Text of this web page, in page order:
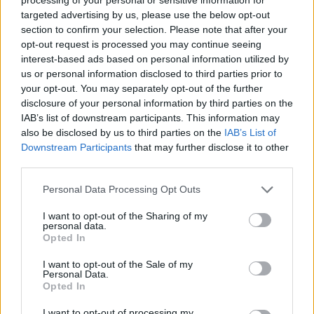
targeted advertising by us, please use the below opt-out
section to confirm your selection. Please note that after your
opt-out request is processed you may continue seeing
interest-based ads based on personal information utilized by
us or personal information disclosed to third parties prior to
your opt-out. You may separately opt-out of the further
disclosure of your personal information by third parties on the
IAB’s list of downstream participants. This information may
also be disclosed by us to third parties on the IAB’s List of
Downstream Participants that may further disclose it to other
Personal Data Processing Opt Outs
I want to opt-out of the Sharing of my
personal data.
Opted In
I want to opt-out of the Sale of my
Personal Data.
Opted In
jadernou bezpečnost obyvatelstva?
15.1.2001
Dosti mě překvapilo, jak značně neurčitý je ve skutečnosti vztah
veřejnoprávní televize a státu. Takový stav by se mohl velice
osudově odrazit v přesnosti informování obyvatelstva o důležitých
rozhodnutích státních orgánů při vnějším ohrožení státu,
popřípadě při průmyslových haváriích nebo živelných
katastrofách. Velice důležitou a citlivou záležitostí je varování
obyvatelstva při poruchách v jaderných elektrárnách, jejichž dopad
by se mohl projevit třeba i v okolních státech. Samozřejmě televize
představuje jen část společenských informačních systémů. Patří
však k těm nejvýznamnějším a nejnázornějším metodám sdělování
roste optimismus, neznalost zůstává
9.1.2001
Nízká "ekogramotnost" široké veřejnosti, okrajovost problematiky
životního prostředí v agendě rozhodujících politických subjektů a
vnímání environmentálních ohledů jako ohrožení ekonomického
rozvoje, to jsou některé ze závěrů Analýzy připravenosti ČR na
implementaci (tj. reálné uplatnění) norem
životního prostředí. Pro Evropskou komisitento projekt